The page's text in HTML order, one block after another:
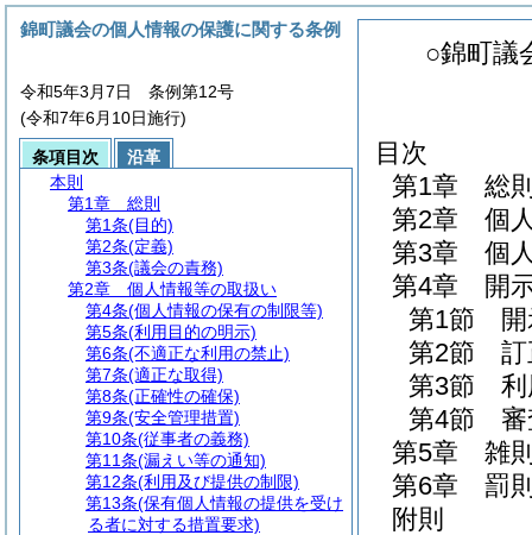
○錦町議
目次
第1章
総
第2章
個
第3章
個
第4章
開
第1節
第2節
第3節
第4節
第5章
雑
第6章
罰
附則
錦町議会の個人情報の保護に関する条例
令和5年3月7日 条例第12号
(令和7年6月10日施行)
条項目次
沿革
本則
第1章
総則
第1条(目的)
第2条(定義)
第3条(議会の責務)
第2章
個人情報等の取扱い
第4条(個人情報の保有の制限等)
第5条(利用目的の明示)
第6条(不適正な利用の禁止)
第7条(適正な取得)
第8条(正確性の確保)
第9条(安全管理措置)
第10条(従事者の義務)
第11条(漏えい等の通知)
第12条(利用及び提供の制限)
第13条(保有個人情報の提供を受け
る者に対する措置要求)